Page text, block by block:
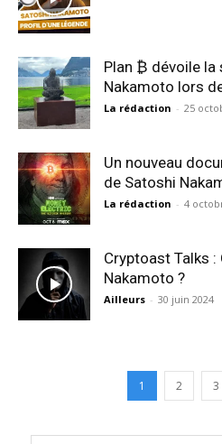
Plan ₿ dévoile la
Nakamoto lors
La rédaction - 25
Un nouveau
de Satoshi
La rédaction - 4
Cryptoast Talks
Nakamoto ?
Ailleurs - 30 juin 2024
1 2 3